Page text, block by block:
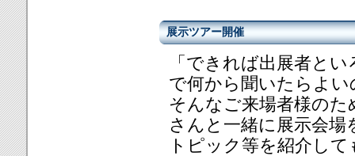
展示ツアー開催
「できれば出展者と
で何から聞いたらよ
そんなご来場者様の
さんと一緒に展示会
トピック等を紹介し